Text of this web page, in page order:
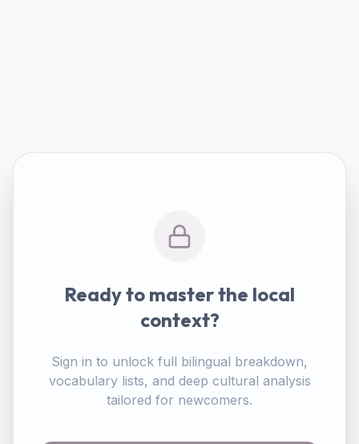
Ready to master the local
context?
Sign in to unlock full bilingual breakdown,
vocabulary lists, and deep cultural analysis
tailored for newcomers.